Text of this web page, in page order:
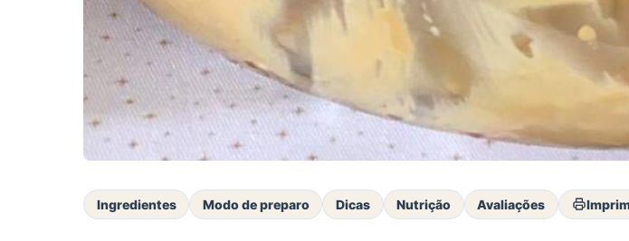
Ingredientes Modo de preparo Dicas Nutrição Avaliações